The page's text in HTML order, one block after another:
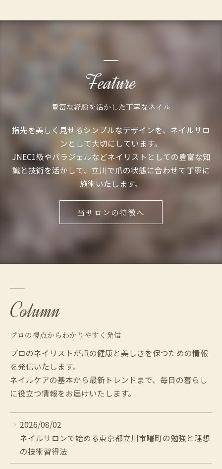
豊富な経験を活かした丁寧なネイル
Feature
指先を美しく見せるシンプルなデザインを、ネイルサロ
ンとして大切にしています。
JNEC1級やパラジェルなどネイリストとしての豊富な知
識と技術を活かして、立川で爪の状態に合わせて丁寧に
施術いたします。
当サロンの特徴へ
プロの視点からわかりやすく発信
Column
プロのネイリストが爪の健康と美しさを保つための情報
を発信いたします。
ネイルケアの基本から最新トレンドまで、毎日の暮らし
に役立つ情報をお届けいたします。
2026/08/02
ネイルサロンで始める東京都立川市曙町の勉強と理想
の技術習得法